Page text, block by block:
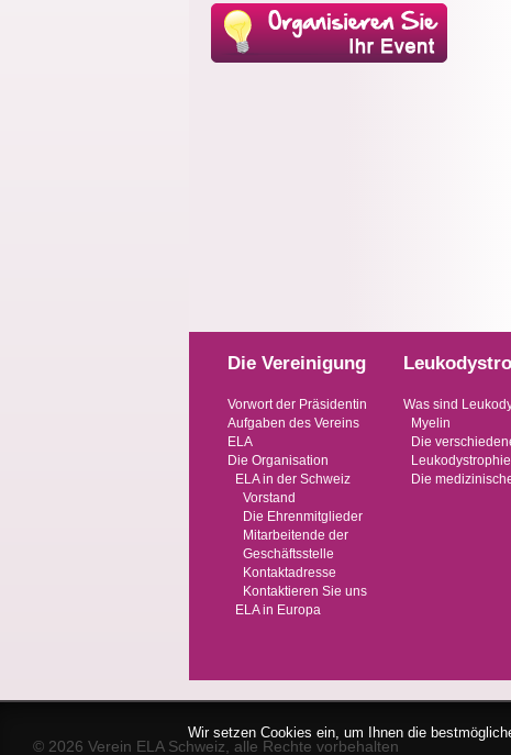
Die Vereinigung
Vorwort der Präsidentin
Aufgaben des Vereins
ELA
Die Organisation
ELA in der Schweiz
Vorstand
Die Ehrenmitglieder
Mitarbeitende der
Geschäftsstelle
Kontaktadresse
Kontaktieren Sie uns
ELA in Europa
Was sind
Myelin
Die
Die
© 2026 Verein ELA Schweiz, alle Rechte vorbehalten
Wir setzen Cookies ein, um Ihnen die